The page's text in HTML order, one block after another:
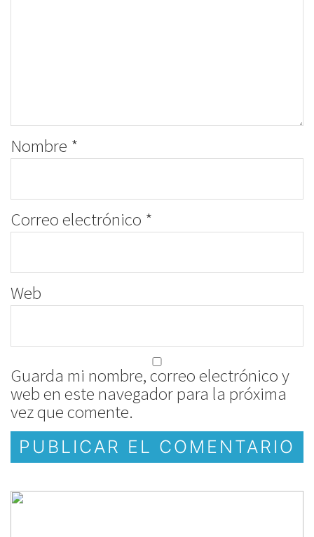
Nombre *
Correo electrónico *
Web
Guarda mi nombre, correo electrónico y
web en este navegador para la próxima
vez que comente.